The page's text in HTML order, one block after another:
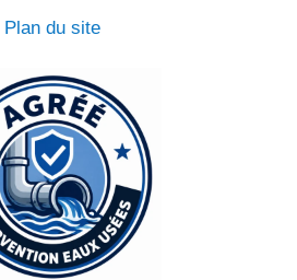
Plan du site